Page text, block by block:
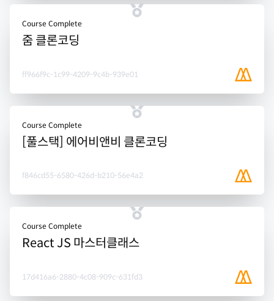
Course Complete
줌 클론코딩
ff966f9c-1c99-4209-9c4b-939e01
Course Complete
[풀스택] 에어비앤비 클론코딩
f846cd55-6580-426d-b210-56e4a2
Course Complete
React JS 마스터클래스
17d416a6-2880-4c08-909c-631fd3